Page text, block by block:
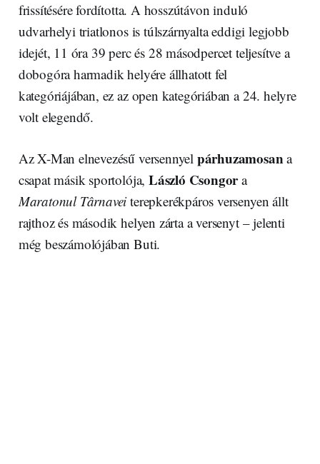
frissítésére fordította. A hosszútávon induló
udvarhelyi triatlonos is túlszárnyalta eddigi legjobb
idejét, 11 óra 39 perc és 28 másodpercet teljesítve a
dobogóra harmadik helyére állhatott fel
kategóriájában, ez az open kategóriában a 24. helyre
volt elegendő.
Az X-Man elnevezésű versennyel párhuzamosana
csapat másik sportolója, László Csongora
Maratonul Târnavei terepkerékpáros versenyen állt
rajthoz és második helyen zárta a versenyt – jelenti
még beszámolójában Buti.